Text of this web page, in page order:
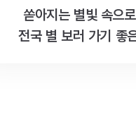
쏟아지는 별빛 속으
전국 별 보러 가기 좋